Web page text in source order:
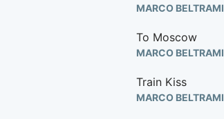
MARCO BELTRAMI
To Moscow
MARCO BELTRAMI
Train Kiss
MARCO BELTRAMI